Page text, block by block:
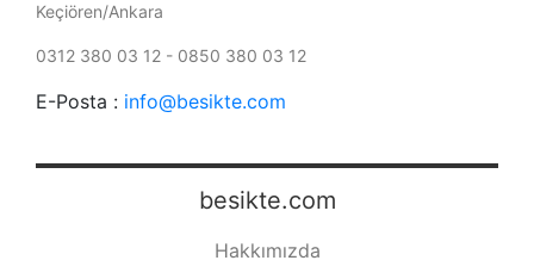
Keçiören/Ankara
0312 380 03 12 - 0850 380 03 12
E-Posta : info@besikte.com
besikte.com
Hakkımızda